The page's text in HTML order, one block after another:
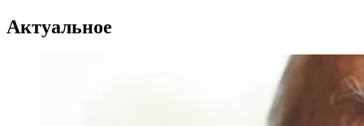
Актуальное